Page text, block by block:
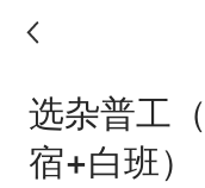
选杂普工
宿+白班）